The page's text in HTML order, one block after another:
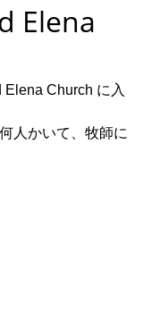
Elena
Elena Church に入
人かいて、牧師に